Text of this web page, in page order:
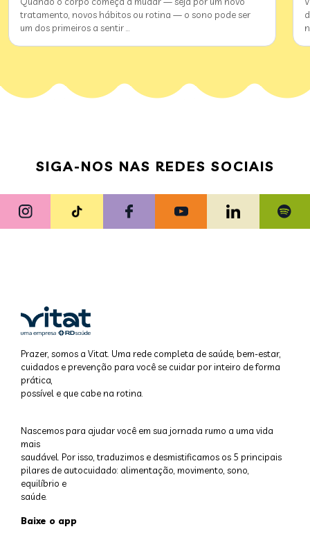
tratamento, novos hábitos ou rotina — o sono pode ser
um dos primeiros a sentir
SIGA-NOS NAS REDES SOCIAIS
Prazer, somos a Vitat. Uma rede completa de saúde, bem-estar,
cuidados e prevenção para você se cuidar por inteiro de forma
prática,
possível e que cabe na rotina.
Nascemos para ajudar você em sua jornada rumo a uma vida
mais
saudável. Por isso, traduzimos e desmistificamos os 5 principais
pilares de autocuidado: alimentação, movimento, sono,
equilíbrio e
saúde.
Baixe o app